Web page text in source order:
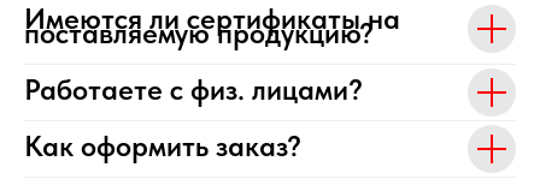
Имеются ли сертификаты на
поставляемую продукцию?
Работаете с физ. лицами?
Как оформить заказ?